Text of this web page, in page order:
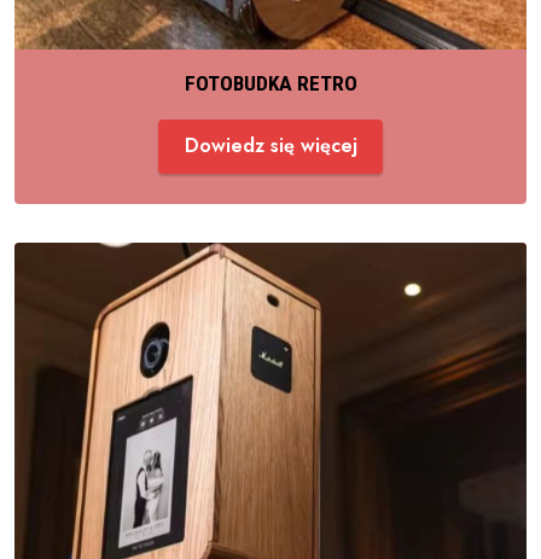
FOTOBUDKA RETRO
Dowiedz się więcej